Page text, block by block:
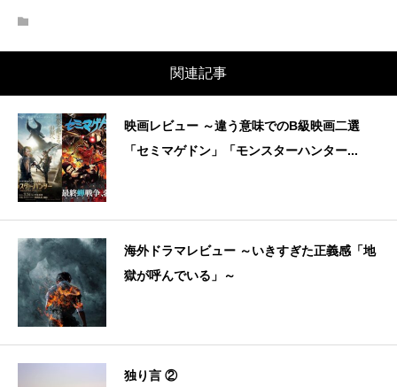
関連記事
映画レビュー ～違う意味でのB級映画二選
「セミマゲドン」「モンスターハンター...
海外ドラマレビュー ～いきすぎた正義感「地
獄が呼んでいる」～
独り言 ②